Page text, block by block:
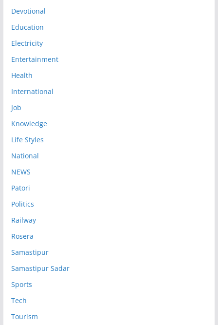
Devotional
Education
Electricity
Entertainment
Health
International
Job
Knowledge
Life Styles
National
NEWS
Patori
Politics
Railway
Rosera
Samastipur
Samastipur Sadar
Sports
Tech
Tourism